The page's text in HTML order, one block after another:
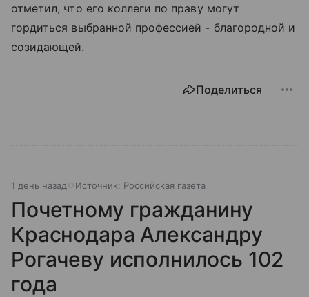
отметил, что его коллеги по праву могут
гордиться выбранной профессией - благородной и
созидающей.
Поделиться
1 день назад Источник: Российская газета
Почетному гражданину
Краснодара Александру
Рогачеву исполнилось 102
года